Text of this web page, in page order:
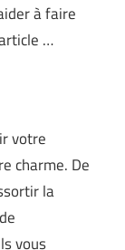
à faire
…
votre
charme. De
la
vous